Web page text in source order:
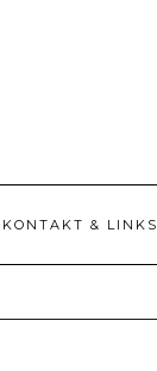
KONTAKT & LINKS